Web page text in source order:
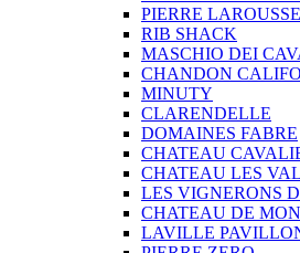
PIERRE LAROUSSE
RIB SHACK
MASCHIO DEI
CHANDON
MINUTY
CLARENDELLE
DOMAINES FABRE
CHATEAU
CHATEAU LES
LES VIGNERONS
CHATEAU DE
LAVILLE